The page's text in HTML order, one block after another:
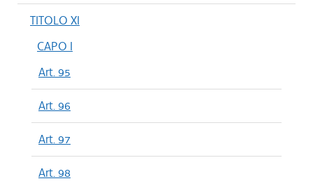
TITOLO XI
CAPO I
Art. 95
Art. 96
Art. 97
Art. 98